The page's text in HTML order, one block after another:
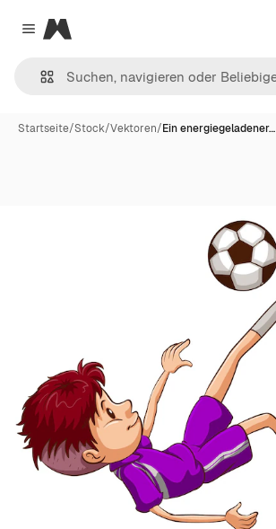
Close menu
Magnific
Startseite/Stock/Vektoren/Ein energiegeladener…